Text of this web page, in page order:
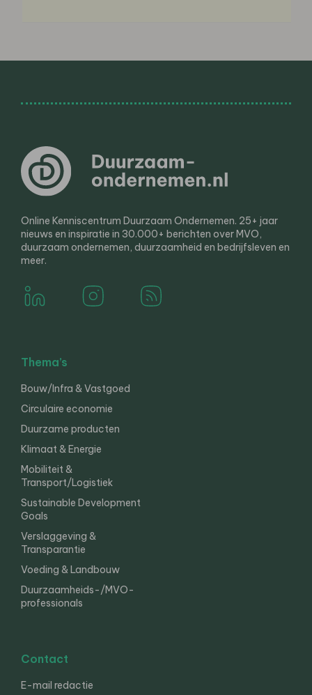
Online Kenniscentrum Duurzaam Ondernemen. 25+ jaar
nieuws en inspiratie in 30.000+ berichten over MVO,
duurzaam ondernemen, duurzaamheid en bedrijfsleven en
meer.
Thema’s
Bouw/Infra & Vastgoed
Circulaire economie
Duurzame producten
Klimaat & Energie
Mobiliteit &
Transport/Logistiek
Sustainable Development
Goals
Verslaggeving &
Transparantie
Voeding & Landbouw
Duurzaamheids-/MVO-
professionals
Contact
E-mail redactie